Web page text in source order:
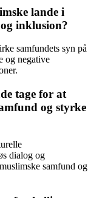
lande i
inklusion?
samfundets syn på
og negative
tage for at
og styrke
dialog og
samfund og